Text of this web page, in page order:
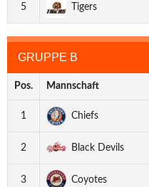
5 Tigers
GRUPPE B
Pos. Mannschaft
1 Chiefs
2 Black Devils
3 Coyotes